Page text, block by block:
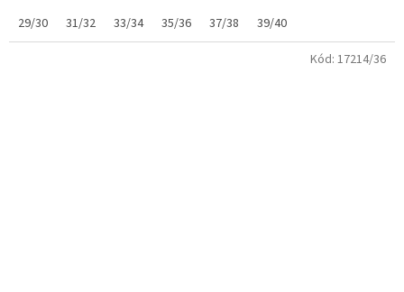
29/30
31/32 33/34 35/36 37/38 39/40
Kód: 17214/36